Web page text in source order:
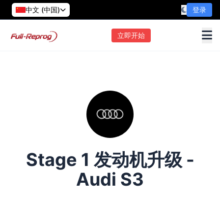
中文 (中国) 登录
立即开始
Stage 1 发动机升级 -
Audi S3